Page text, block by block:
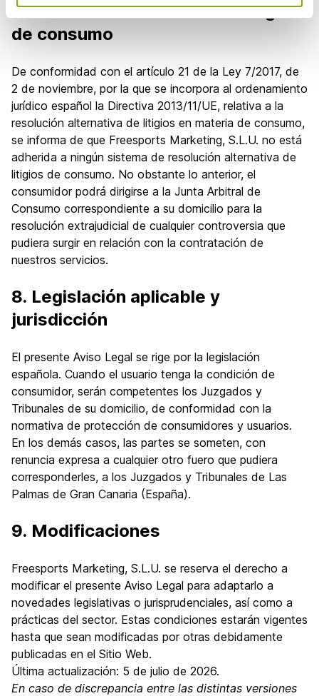
7. Resolución alternativa de litigios
de consumo
De conformidad con el artículo 21 de la Ley 7/2017, de
2 de noviembre, por la que se incorpora al ordenamiento
jurídico español la Directiva 2013/11/UE, relativa a la
resolución alternativa de litigios en materia de consumo,
se informa de que Freesports Marketing, S.L.U. no está
adherida a ningún sistema de resolución alternativa de
litigios de consumo. No obstante lo anterior, el
consumidor podrá dirigirse a la Junta Arbitral de
Consumo correspondiente a su domicilio para la
resolución extrajudicial de cualquier controversia que
pudiera surgir en relación con la contratación de
nuestros servicios.
8. Legislación aplicable y
jurisdicción
El presente Aviso Legal se rige por la legislación
española. Cuando el usuario tenga la condición de
consumidor, serán competentes los Juzgados y
Tribunales de su domicilio, de conformidad con la
normativa de protección de consumidores y usuarios.
En los demás casos, las partes se someten, con
renuncia expresa a cualquier otro fuero que pudiera
corresponderles, a los Juzgados y Tribunales de Las
Palmas de Gran Canaria (España).
9. Modificaciones
Freesports Marketing, S.L.U. se reserva el derecho a
modificar el presente Aviso Legal para adaptarlo a
novedades legislativas o jurisprudenciales, así como a
prácticas del sector. Estas condiciones estarán vigentes
hasta que sean modificadas por otras debidamente
publicadas en el Sitio Web.
Última actualización: 5 de julio de 2026.
En caso de discrepancia entre las distintas versiones